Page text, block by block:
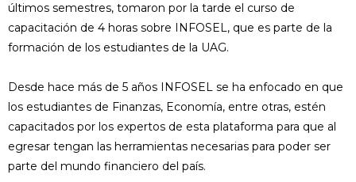
últimos semestres, tomaron por la tarde el curso de
capacitación de 4 horas sobre INFOSEL, que es parte de la
formación de los estudiantes de la UAG.
Desde hace más de 5 años INFOSEL se ha enfocado en que
los estudiantes de Finanzas, Economía, entre otras, estén
capacitados por los expertos de esta plataforma para que al
egresar tengan las herramientas necesarias para poder ser
parte del mundo financiero del país.